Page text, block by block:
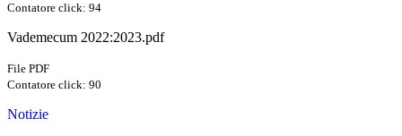
Contatore click: 94
Vademecum 2022:2023.pdf
File PDF
Contatore click: 90
Notizie